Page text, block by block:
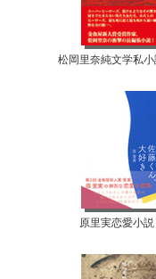
松岡里奈純文学私
原里実恋愛小説